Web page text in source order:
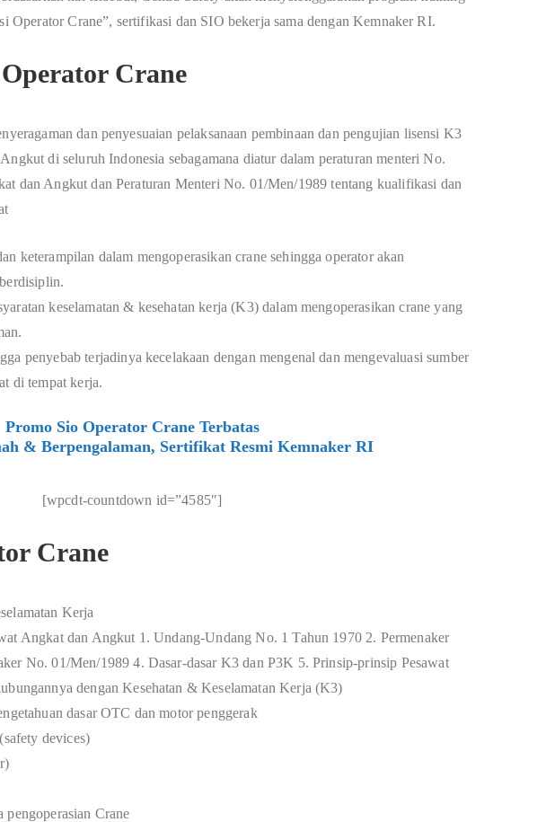
Operator Crane”, sertifikasi dan SIO bekerja sama dengan Kemnaker RI.
Crane
dan penyesuaian pelaksanaan pembinaan dan pengujian lisensi K3
di seluruh Indonesia sebagamana diatur dalam peraturan menteri No.
dan Angkut dan Peraturan Menteri No. 01/Men/1989 tentang kualifikasi dan
keterampilan dalam mengoperasikan crane sehingga operator akan
keselamatan & kesehatan kerja (K3) dalam mengoperasikan crane yang
penyebab terjadinya kecelakaan dengan mengenal dan mengevaluasi sumber
di tempat kerja.
Promo Sio Operator Crane Terbatas
& Berpengalaman, Sertifikat Resmi Kemnaker RI
[wpcdt-countdown id=”4585″]
Crane
Kerja
Angkat dan Angkut 1. Undang-Undang No. 1 Tahun 1970 2. Permenaker
No. 01/Men/1989 4. Dasar-dasar K3 dan P3K 5. Prinsip-prinsip Pesawat
dengan Kesehatan & Keselamatan Kerja (K3)
dasar OTC dan motor penggerak
devices)
pengoperasian Crane